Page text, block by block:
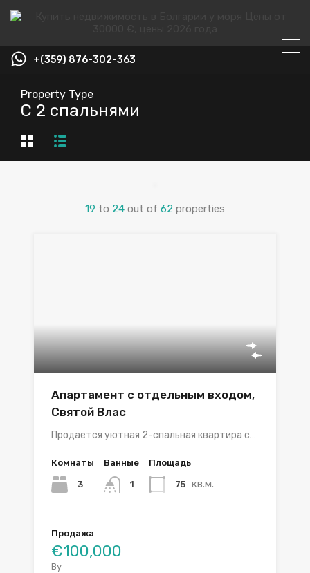
+(359) 876-302-363
Property Type
С 2 спальнями
19 to 24 out of 62 properties
Апартамент с отдельным входом,
Святой Влас
Продаётся уютная 2-спальная квартира с…
Комнаты
3
Ванные
1
Площадь
75 кв.м.
Продажа
€100,000
By